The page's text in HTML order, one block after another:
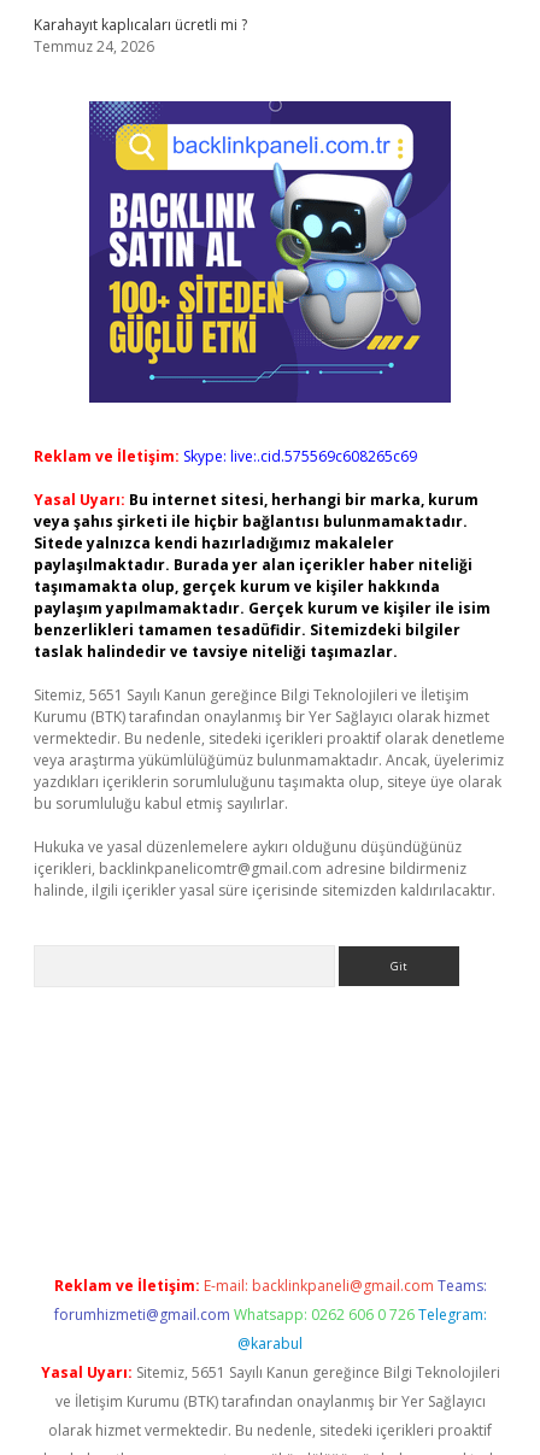
Karahayıt kaplıcaları ücretli mi ?
Temmuz 24, 2026
Reklam ve İletişim: Skype: live:.cid.575569c608265c69
Yasal Uyarı: Bu internet sitesi, herhangi bir marka, kurum
veya şahıs şirketi ile hiçbir bağlantısı bulunmamaktadır.
Sitede yalnızca kendi hazırladığımız makaleler
paylaşılmaktadır. Burada yer alan içerikler haber niteliği
taşımamakta olup, gerçek kurum ve kişiler hakkında
paylaşım yapılmamaktadır. Gerçek kurum ve kişiler ile isim
benzerlikleri tamamen tesadüfidir. Sitemizdeki bilgiler
taslak halindedir ve tavsiye niteliği taşımazlar.
Sitemiz, 5651 Sayılı Kanun gereğince Bilgi Teknolojileri ve İletişim
Kurumu (BTK) tarafından onaylanmış bir Yer Sağlayıcı olarak hizmet
vermektedir. Bu nedenle, sitedeki içerikleri proaktif olarak denetleme
veya araştırma yükümlülüğümüz bulunmamaktadır. Ancak, üyelerimiz
yazdıkları içeriklerin sorumluluğunu taşımakta olup, siteye üye olarak
bu sorumluluğu kabul etmiş sayılırlar.
Hukuka ve yasal düzenlemelere aykırı olduğunu düşündüğünüz
içerikleri, backlinkpanelicomtr@gmail.com adresine bildirmeniz
halinde, ilgili içerikler yasal süre içerisinde sitemizden kaldırılacaktır.
Reklam ve İletişim: E-mail: backlinkpaneli@gmail.com Teams:
forumhizmeti@gmail.com Whatsapp: 0262 606 0 726 Telegram:
@karabul
Yasal Uyarı: Sitemiz, 5651 Sayılı Kanun gereğince Bilgi Teknolojileri
ve İletişim Kurumu (BTK) tarafından onaylanmış bir Yer Sağlayıcı
olarak hizmet vermektedir. Bu nedenle, sitedeki içerikleri proaktif